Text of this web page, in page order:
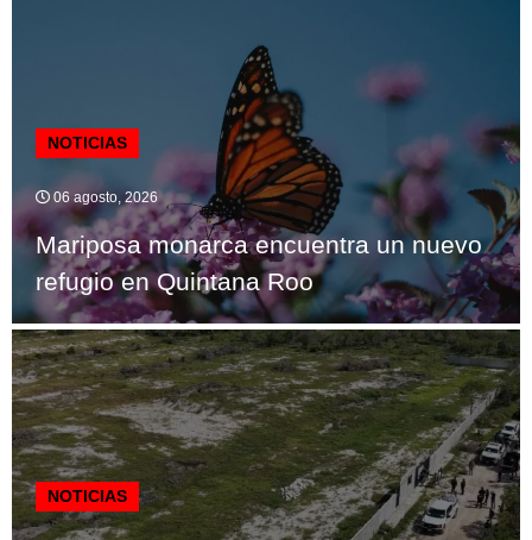
NOTICIAS
06 agosto, 2026
Mariposa monarca encuentra un nuevo
refugio en Quintana Roo
NOTICIAS